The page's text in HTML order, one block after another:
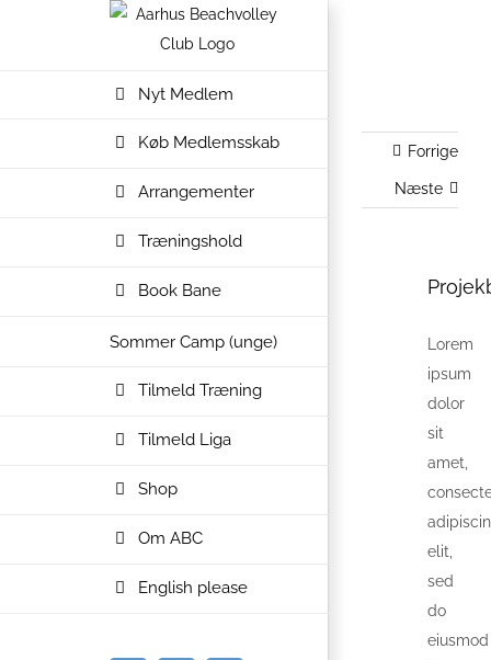
Nyt Medlem
Køb Medlemsskab
Arrangementer
Træningshold
Book Bane
Sommer Camp (unge)
Tilmeld Træning
Tilmeld Liga
Shop
Om ABC
English please
Forrige
Næste
Lorem
ipsum
dolor
sit
amet,
elit,
sed
do
eiusmod